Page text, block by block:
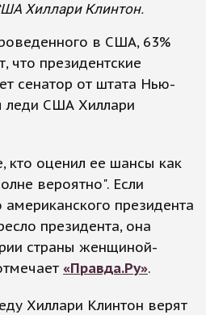
Хиллари Клинтон.
в США, 63%
что президентские
сенатор от штата Нью-
леди США Хиллари
кто оценил ее шансы как
вероятно". Если
президента
президента, она
страны женщиной-
«Правда.Ру».
Хиллари Клинтон верят